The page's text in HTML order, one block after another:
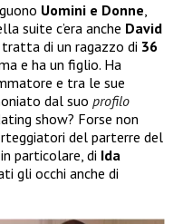
Uomini e Donne,
suite c’era anche David
tratta di un ragazzo di 36
e ha un figlio. Ha
e tra le sue
dal suo profilo
show? Forse non
del parterre del
particolare, di Ida
gli occhi anche di